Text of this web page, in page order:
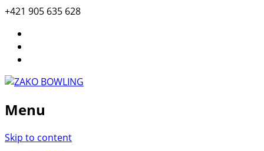
+421 905 635 628
Menu
Skip to content